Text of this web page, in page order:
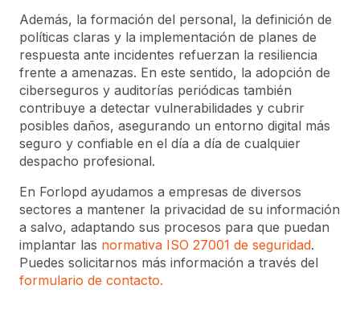
Además, la formación del personal, la definición de
políticas claras y la implementación de planes de
respuesta ante incidentes refuerzan la resiliencia
frente a amenazas. En este sentido, la adopción de
ciberseguros y auditorías periódicas también
contribuye a detectar vulnerabilidades y cubrir
posibles daños, asegurando un entorno digital más
seguro y confiable en el día a día de cualquier
despacho profesional.
En Forlopd ayudamos a empresas de diversos
sectores a mantener la privacidad de su información
a salvo, adaptando sus procesos para que puedan
implantar las normativa ISO 27001 de seguridad.
Puedes solicitarnos más información a través del
formulario de contacto.